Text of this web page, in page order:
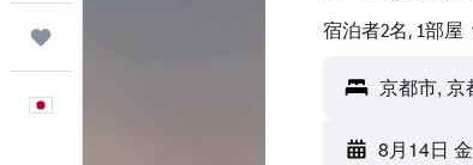
宿泊者2名, 1​部屋
8月14日 金